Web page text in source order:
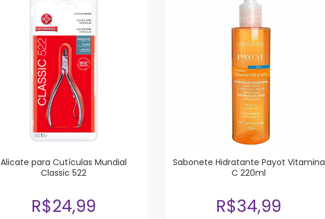
Alicate para Cutículas Mundial
Classic 522
R$24,99
Sabonete Hidratante Payot Vitamina
C 220ml
R$34,99